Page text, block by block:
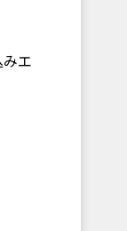
エ